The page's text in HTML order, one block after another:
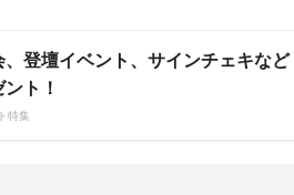
、登壇イベント、サインチェキなど
ト！
特集